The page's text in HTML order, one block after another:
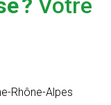
? Votre
Rhône-Alpes